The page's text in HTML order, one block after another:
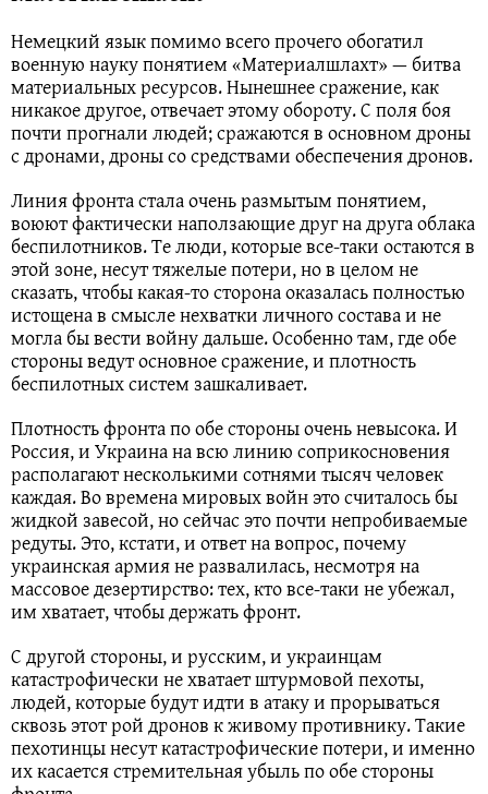
Немецкий язык помимо всего прочего обогатил
военную науку понятием «Материалшлахт» — битва
материальных ресурсов. Нынешнее сражение, как
никакое другое, отвечает этому обороту. С поля боя
почти прогнали людей; сражаются в основном дроны
с дронами, дроны со средствами обеспечения дронов.
Линия фронта стала очень размытым понятием,
воюют фактически наползающие друг на друга облака
беспилотников. Те люди, которые все-таки остаются в
этой зоне, несут тяжелые потери, но в целом не
сказать, чтобы какая-то сторона оказалась полностью
истощена в смысле нехватки личного состава и не
могла бы вести войну дальше. Особенно там, где обе
стороны ведут основное сражение, и плотность
беспилотных систем зашкаливает.
Плотность фронта по обе стороны очень невысока. И
Россия, и Украина на всю линию соприкосновения
располагают несколькими сотнями тысяч человек
каждая. Во времена мировых войн это считалось бы
жидкой завесой, но сейчас это почти непробиваемые
редуты. Это, кстати, и ответ на вопрос, почему
украинская армия не развалилась, несмотря на
массовое дезертирство: тех, кто все-таки не убежал,
им хватает, чтобы держать фронт.
С другой стороны, и русским, и украинцам
катастрофически не хватает штурмовой пехоты,
людей, которые будут идти в атаку и прорываться
сквозь этот рой дронов к живому противнику. Такие
пехотинцы несут катастрофические потери, и именно
их касается стремительная убыль по обе стороны